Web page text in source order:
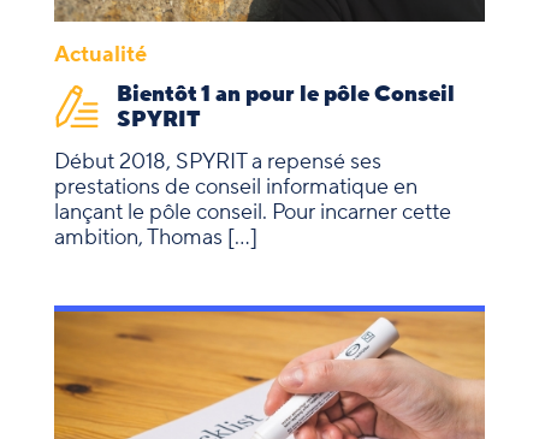
Actualité
Bientôt 1 an pour le pôle Conseil
SPYRIT
Début 2018, SPYRIT a repensé ses
prestations de conseil informatique en
lançant le pôle conseil. Pour incarner cette
ambition, Thomas […]